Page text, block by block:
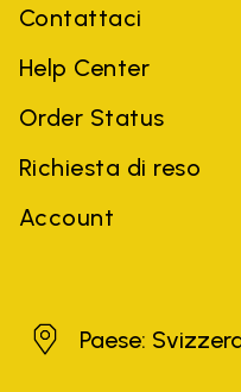
Contattaci
Help Center
Order Status
Richiesta di reso
Account
SvizzeraPaese: